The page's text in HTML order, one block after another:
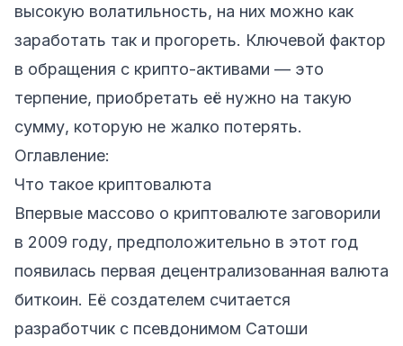
высокую волатильность, на них можно как
заработать так и прогореть. Ключевой фактор
в обращения с крипто-активами — это
терпение, приобретать её нужно на такую
сумму, которую не жалко потерять.
Оглавление:
Что такое криптовалюта
Впервые массово о криптовалюте заговорили
в 2009 году, предположительно в этот год
появилась первая децентрализованная валюта
биткоин. Её создателем считается
разработчик с псевдонимом Сатоши